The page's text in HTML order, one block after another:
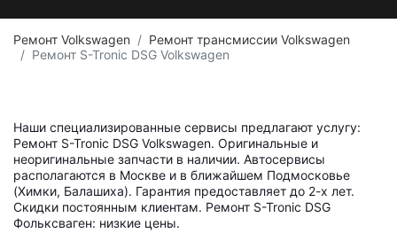
Ремонт Volkswagen
Ремонт трансмиссии Volkswagen
Ремонт S-Tronic DSG Volkswagen
Наши специализированные сервисы предлагают услугу:
Ремонт S-Tronic DSG Volkswagen. Оригинальные и
неоригинальные запчасти в наличии. Автосервисы
располагаются в Москве и в ближайшем Подмосковье
(Химки, Балашиха). Гарантия предоставляет до 2-х лет.
Скидки постоянным клиентам. Ремонт S-Tronic DSG
Фольксваген: низкие цены.